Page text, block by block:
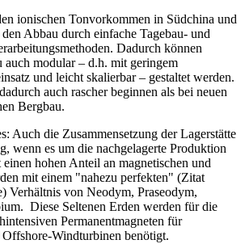
ionischen Tonvorkommen in Südchina und
Abbau durch einfache Tagebau- und
Dadurch können
modular – d.h. mit geringem
und leicht skalierbar – gestaltet werden.
auch rascher beginnen als bei neuen
Bergbau.
Auch die Zusammensetzung der Lagerstätte
wenn es um die nachgelagerte Produktion
hohen Anteil an magnetischen und
mit einem "nahezu perfekten" (Zitat
Verhältnis von Neodym, Praseodym,
Diese Seltenen Erden werden für die
Permanentmagneten für
Windturbinen benötigt.